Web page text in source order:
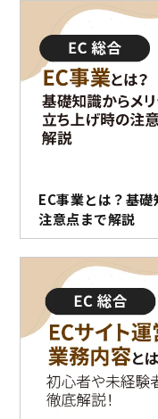
EC事業とは？基
注意点まで解説